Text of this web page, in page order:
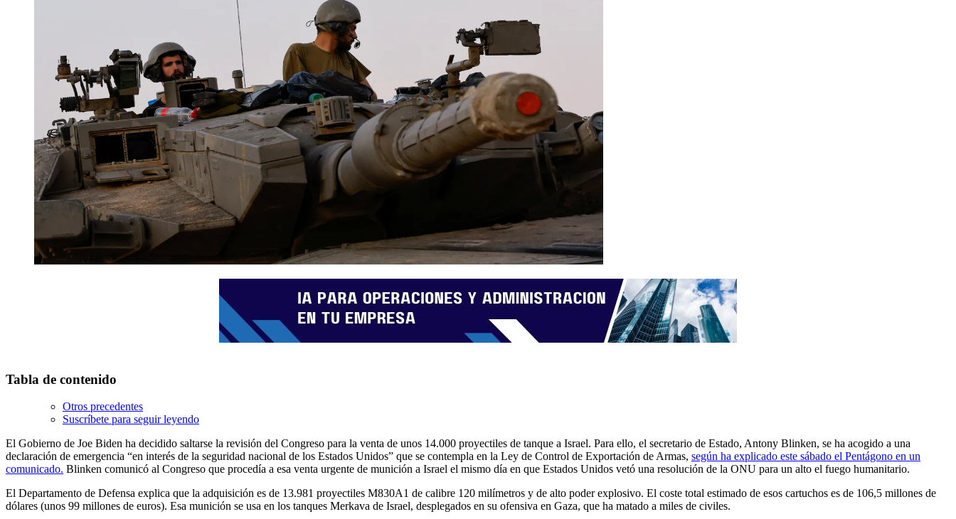
Tabla de contenido
Otros precedentes
Suscríbete para seguir leyendo
El Gobierno de Joe Biden ha decidido saltarse la revisión del Congreso para la venta de unos 14.000 proyectiles de tanque a Israel. Para ello, el secretario de Estado, Antony Blinken, se ha acogido a una
declaración de emergencia “en interés de la seguridad nacional de los Estados Unidos” que se contempla en la Ley de Control de Exportación de Armas, según ha explicado este sábado el Pentágono en un
comunicado. Blinken comunicó al Congreso que procedía a esa venta urgente de munición a Israel el mismo día en que Estados Unidos vetó una resolución de la ONU para un alto el fuego humanitario.
El Departamento de Defensa explica que la adquisición es de 13.981 proyectiles M830A1 de calibre 120 milímetros y de alto poder explosivo. El coste total estimado de esos cartuchos es de 106,5 millones de
dólares (unos 99 millones de euros). Esa munición se usa en los tanques Merkava de Israel, desplegados en su ofensiva en Gaza, que ha matado a miles de civiles.